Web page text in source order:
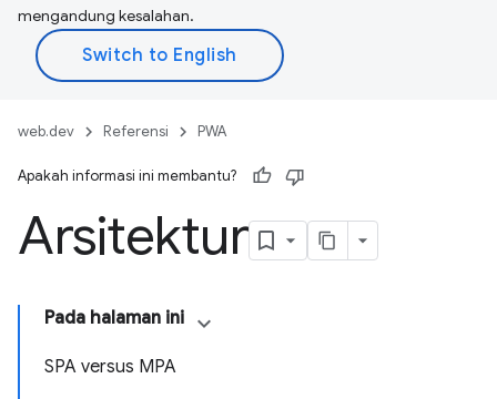
mengandung kesalahan.
web.dev Referensi PWA
Apakah informasi ini membantu?
Arsitektur
Pada halaman ini
SPA versus MPA